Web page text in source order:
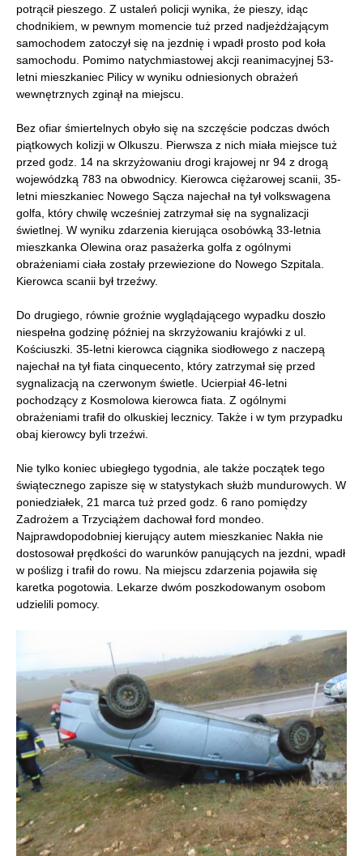
potrącił pieszego. Z ustaleń policji wynika, że pieszy, idąc
chodnikiem, w pewnym momencie tuż przed nadjeżdżającym
samochodem zatoczył się na jezdnię i wpadł prosto pod koła
samochodu. Pomimo natychmiastowej akcji reanimacyjnej 53-
letni mieszkaniec Pilicy w wyniku odniesionych obrażeń
wewnętrznych zginął na miejscu.
Bez ofiar śmiertelnych obyło się na szczęście podczas dwóch
piątkowych kolizji w Olkuszu. Pierwsza z nich miała miejsce tuż
przed godz. 14 na skrzyżowaniu drogi krajowej nr 94 z drogą
wojewódzką 783 na obwodnicy. Kierowca ciężarowej scanii, 35-
letni mieszkaniec Nowego Sącza najechał na tył volkswagena
golfa, który chwilę wcześniej zatrzymał się na sygnalizacji
świetlnej. W wyniku zdarzenia kierująca osobówką 33-letnia
mieszkanka Olewina oraz pasażerka golfa z ogólnymi
obrażeniami ciała zostały przewiezione do Nowego Szpitala.
Kierowca scanii był trzeźwy.
Do drugiego, równie groźnie wyglądającego wypadku doszło
niespełna godzinę później na skrzyżowaniu krajówki z ul.
Kościuszki. 35-letni kierowca ciągnika siodłowego z naczepą
najechał na tył fiata cinquecento, który zatrzymał się przed
sygnalizacją na czerwonym świetle. Ucierpiał 46-letni
pochodzący z Kosmolowa kierowca fiata. Z ogólnymi
obrażeniami trafił do olkuskiej lecznicy. Także i w tym przypadku
obaj kierowcy byli trzeźwi.
Nie tylko koniec ubiegłego tygodnia, ale także początek tego
świątecznego zapisze się w statystykach służb mundurowych. W
poniedziałek, 21 marca tuż przed godz. 6 rano pomiędzy
Zadrożem a Trzyciążem dachował ford mondeo.
Najprawdopodobniej kierujący autem mieszkaniec Nakła nie
dostosował prędkości do warunków panujących na jezdni, wpadł
w poślizg i trafił do rowu. Na miejscu zdarzenia pojawiła się
karetka pogotowia. Lekarze dwóm poszkodowanym osobom
udzielili pomocy.